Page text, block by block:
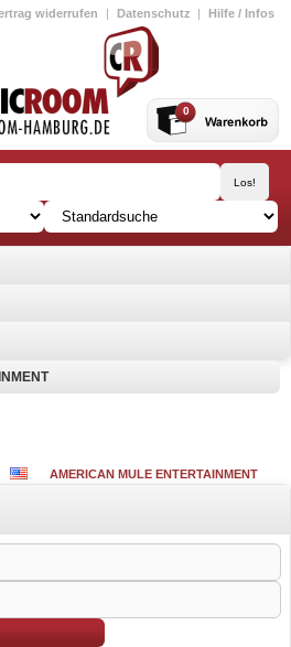
widerrufen | Datenschutz | Hilfe / Infos
0
AMERICAN MULE ENTERTAINMENT